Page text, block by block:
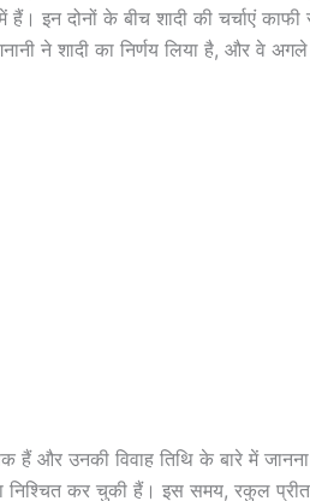
इन दोनों के बीच शादी की चर्चाएं
ने शादी का निर्णय लिया है, और वे अगले
और उनकी विवाह तिथि के बारे में
कर चुकी हैं। इस समय, रकुल